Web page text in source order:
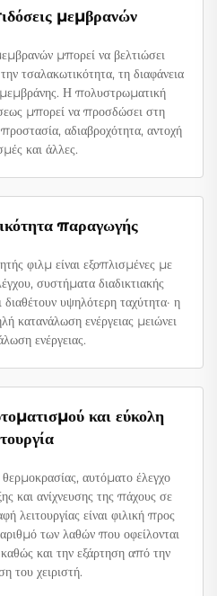
μεμβρανών
μπορεί να βελτιώσει
τσαλακωτικότητα, τη διαφάνεια
Η πολυστρωματική
μπορεί να προσδώσει στη
αδιαβροχότητα, αντοχή
και άλλες.
παραγωγής
φιλμ είναι εξοπλισμένες με
συστήματα διαδικτιακής
υψηλότερη ταχύτητα· η
κατανάλωση ενέργειας μειώνει
ενέργειας.
και εύκολη
αυτόματο έλεγχο
και ανίχνευσης της πάχους σε
λειτουργίας είναι φιλική προς
των λαθών που οφείλονται
και την εξάρτηση από την
του χειριστή.